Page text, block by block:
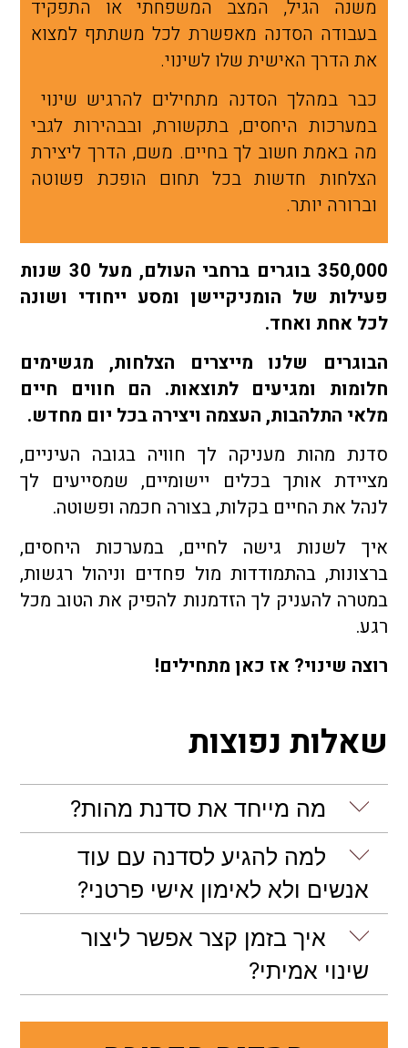
משנה הגיל, המצב המשפחתי או התפקיד
בעבודה הסדנה מאפשרת לכל משתתף למצוא
את הדרך האישית שלו לשינוי.
כבר במהלך הסדנה מתחילים להרגיש שינוי
במערכות היחסים, בתקשורת, ובבהירות לגבי
מה באמת חשוב לך בחיים. משם, הדרך ליצירת
הצלחות חדשות בכל תחום הופכת פשוטה
וברורה יותר.
350,000 בוגרים ברחבי העולם, מעל 30 שנות
פעילות של הומניקיישן ומסע ייחודי ושונה
לכל אחת ואחד.
הבוגרים שלנו מייצרים הצלחות, מגשימים
חלומות ומגיעים לתוצאות. הם חווים חיים
מלאי התלהבות, העצמה ויצירה בכל יום מחדש.
סדנת מהות מעניקה לך חוויה בגובה העיניים,
מציידת אותך בכלים יישומיים, שמסייעים לך
לנהל את החיים בקלות, בצורה חכמה ופשוטה.
איך לשנות גישה לחיים, במערכות היחסים,
ברצונות, בהתמודדות מול פחדים וניהול רגשות,
במטרה להעניק לך הזדמנות להפיק את הטוב מכל
רגע.
רוצה שינוי? אז כאן מתחילים!
שאלות נפוצות
מה מייחד את סדנת מהות?
למה להגיע לסדנה עם עוד
אנשים ולא לאימון אישי פרטני?
איך בזמן קצר אפשר ליצור
שינוי אמיתי?